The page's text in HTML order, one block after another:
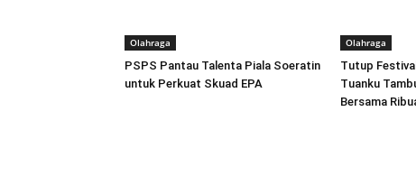
Olahraga
PSPS Pantau Talenta Piala Soeratin
untuk Perkuat Skuad EPA
Olahraga
Tutup
Tuanku
Bersama